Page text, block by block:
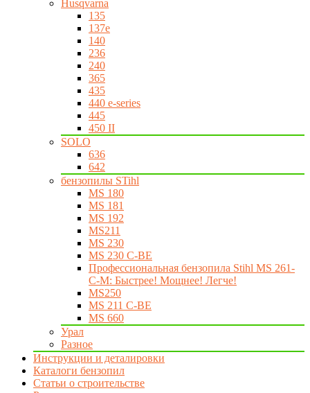
Husqvarna
135
137e
140
236
240
365
435
440 e-series
445
450 II
SOLO
636
642
бензопилы STihl
MS 180
MS 181
MS 192
MS211
MS 230
MS 230 C-BE
Профессиональная бензопила Stihl MS 261-
C-M: Быстрее! Мощнее! Легче!
MS250
MS 211 C-BE
MS 660
Урал
Разное
Инструкции и деталировки
Каталоги бензопил
Статьи о строительстве